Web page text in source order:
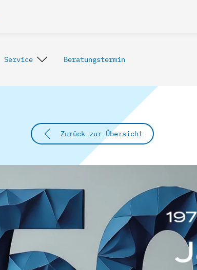
Service Beratungstermin
Zurück zur Übersicht